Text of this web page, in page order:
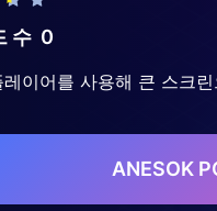
수 0
레이어를 사용해 큰 스크
ANESOK